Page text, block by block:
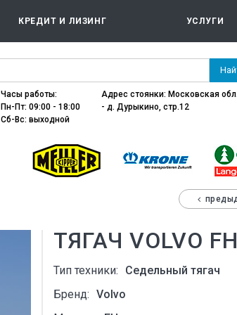
КРЕДИТ И ЛИЗИНГ УСЛУГИ
Часы работы:
Пн-Пт: 09:00 - 18:00
Сб-Вс: выходной
Адрес стоянки: Московская обл.
- д. Дурыкино, стр.12
ТЯГАЧ VOLVO
Тип техники:
Седельный тягач
Бренд: Volvo